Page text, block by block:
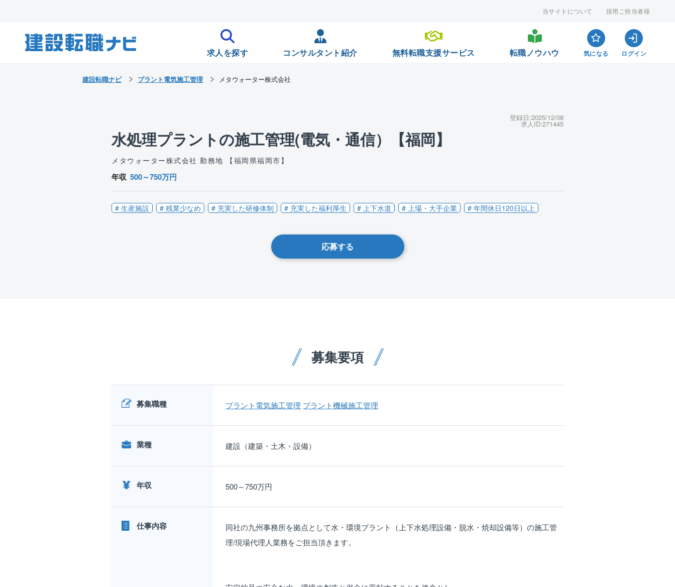
当サイトについて 採用ご担当者様
求人を探す コンサルタント紹介 無料転職支援サービス 転職ノウハウ 気になる ログイン
登録日:2025/12/08
求人ID:271445
水処理プラントの施工管理(電気・通信）【福岡】
メタウォーター株式会社 勤務地 【福岡県福岡市】
年収 500～750万円
# 生産施設 # 残業少なめ # 充実した研修体制 # 充実した福利厚生 # 上下水道 # 上場・大手企業 # 年間休日120日以上
応募する
募集要項
募集職種 プラント電気施工管理 プラント機械施工管理
業種 建設（建築・土木・設備）
年収 500～750万円
仕事内容
同社の九州事務所を拠点として水・環境プラント（上下水処理設備・脱水・焼却設備等）の施工管
理/現場代理人業務をご担当頂きます。
建設転職ナビ プラント電気施工管理 メタウォーター株式会社